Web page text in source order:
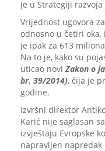
je u Strategiji
Vrijednost ugovora
odnosno u četiri oka,
je ipak za 613
Na to je, kako su
uticao noviZakon o
br. 39/2014), čija je
godine.
Izvršni direktor
Karić nije saglasan
izvještaju Evropske
napravljen